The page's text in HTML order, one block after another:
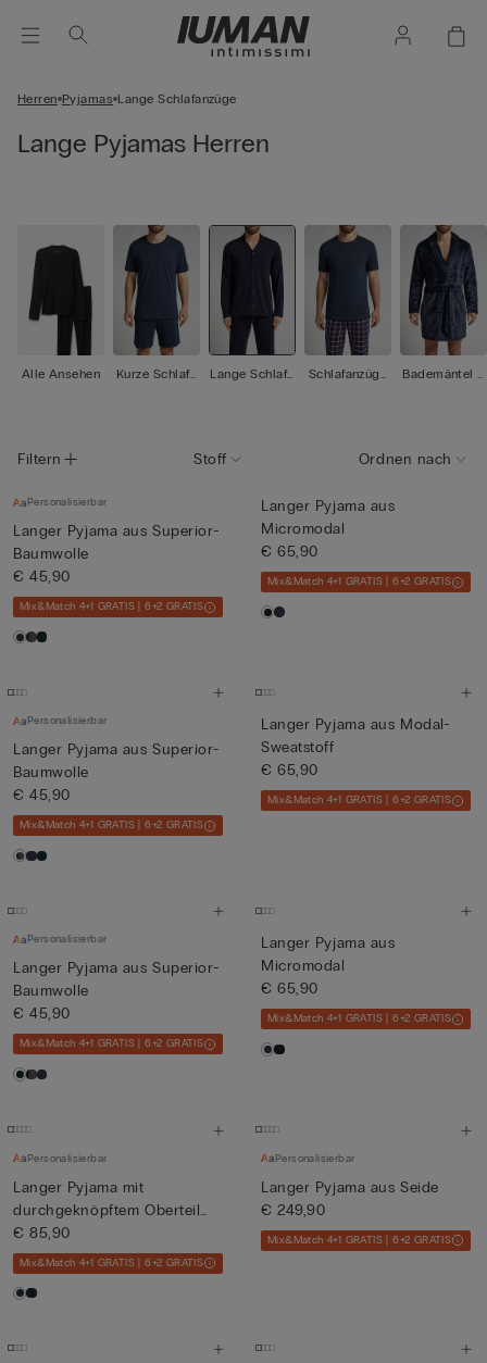
Herren Pyjamas Lange Schlafanzüge
Lange Pyjamas Herren
Alle Ansehen
Kurze Schlafa
Lange Schlafa
Schlafanzüge
Bademäntel /
Filtern Stoff Ordnen nach
Personalisierbar
Langer Pyjama aus Superior-
Baumwolle
€ 45,90
Mix&Match 4+1 GRATIS | 6+2 GRATIS
Langer Pyjama aus
Micromodal
€ 65,90
Mix&Match 4+1 GRATIS | 6+2 GRATIS
Personalisierbar
Langer Pyjama aus Superior-
Baumwolle
€ 45,90
Mix&Match 4+1 GRATIS | 6+2 GRATIS
Langer Pyjama aus Modal-
Sweatstoff
€ 65,90
Mix&Match 4+1 GRATIS | 6+2 GRATIS
Personalisierbar
Langer Pyjama aus Superior-
Baumwolle
€ 45,90
Mix&Match 4+1 GRATIS | 6+2 GRATIS
Langer Pyjama aus
Micromodal
€ 65,90
Mix&Match 4+1 GRATIS | 6+2 GRATIS
Personalisierbar
Langer Pyjama mit
durchgeknöpftem Oberteil
aus Bau...
€ 85,90
Mix&Match 4+1 GRATIS | 6+2 GRATIS
Personalisierbar
Langer Pyjama aus Seide
€ 249,90
Mix&Match 4+1 GRATIS | 6+2 GRATIS